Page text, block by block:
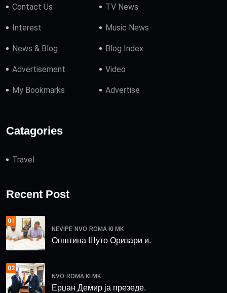
Contact Us TV News
Interest Music News
News & Blog Blog Index
Advertisement Video
My Bookmarks Advertise
Catagories
Travel
Recent Post
01
NEVIPE NVO ROMA KI MK
Општина Шуто Оризари и.
02
NVO ROMA KI MK
Ерџан Демир ја презеде.